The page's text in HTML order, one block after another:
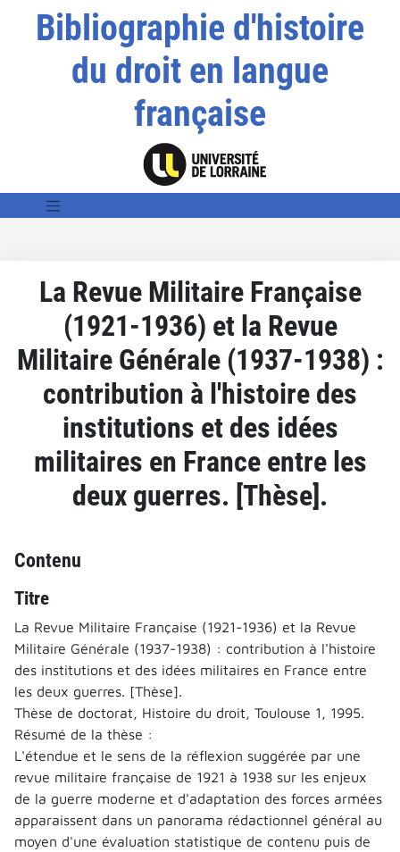
Bibliographie d'histoire
du droit en langue
française
La Revue Militaire Française
(1921-1936) et la Revue
Militaire Générale (1937-1938) :
contribution à l'histoire des
institutions et des idées
militaires en France entre les
deux guerres. [Thèse].
Contenu
Titre
La Revue Militaire Française (1921-1936) et la Revue
Militaire Générale (1937-1938) : contribution à l'histoire
des institutions et des idées militaires en France entre
les deux guerres. [Thèse].
Thèse de doctorat, Histoire du droit, Toulouse 1, 1995.
Résumé de la thèse :
L'étendue et le sens de la réflexion suggérée par une
revue militaire française de 1921 à 1938 sur les enjeux
de la guerre moderne et d'adaptation des forces armées
apparaissent dans un panorama rédactionnel général au
moyen d'une évaluation statistique de contenu puis de